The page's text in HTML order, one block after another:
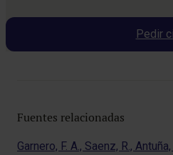
Pedir
Fuentes relacionadas
Garnero, F. A., Saenz, R.,